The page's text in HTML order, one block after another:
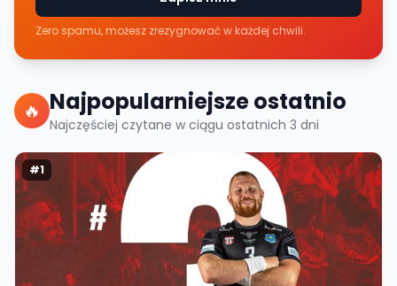
Zero spamu, możesz zrezygnować w każdej chwili.
🔥 Najpopularniejsze ostatnio
Najczęściej czytane w ciągu ostatnich 3 dni
#1